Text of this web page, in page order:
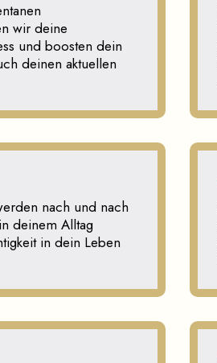
wir deine
und boosten dein
deinen aktuellen
nach und nach
deinem Alltag
in dein Leben